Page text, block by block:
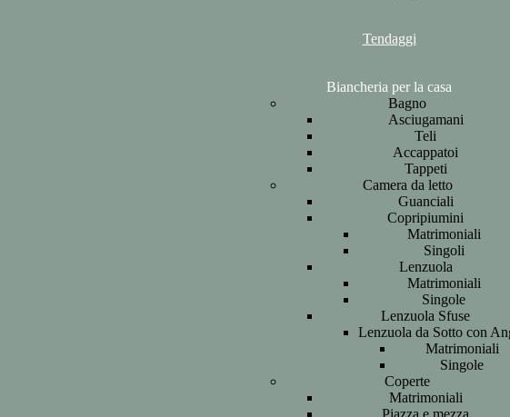
Tendaggi
Biancheria per la casa
Bagno
Asciugamani
Teli
Accappatoi
Tappeti
Camera da letto
Guanciali
Copripiumini
Matrimoniali
Singoli
Lenzuola
Matrimoniali
Singole
Lenzuola Sfuse
Lenzuola da Sotto con
Matrimoniali
Singole
Coperte
Matrimoniali
Piazza e mezza